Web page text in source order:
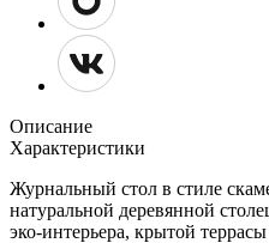
Описание
Характеристики
Журнальный стол в стиле
натуральной деревянной
эко‑интерьера, крытой